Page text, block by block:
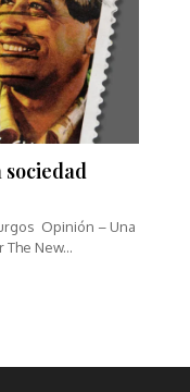
sociedad
Opinión – Una
New...